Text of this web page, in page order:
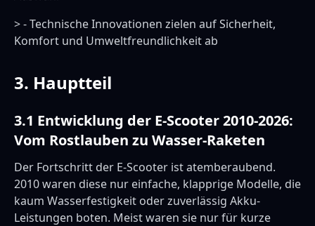
> - Technische Innovationen zielen auf Sicherheit,
Komfort und Umweltfreundlichkeit ab
3. Hauptteil
3.1 Entwicklung der E-Scooter 2010-2026:
Vom Rostlauben zu Wasser-Raketen
Der Fortschritt der E-Scooter ist atemberaubend.
2010 waren diese nur einfache, klapprige Modelle, die
kaum Wasserfestigkeit oder zuverlässig Akku-
Leistungen boten. Meist waren sie nur für kurze